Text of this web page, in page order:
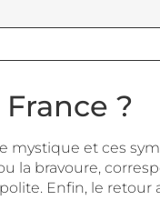
?
mystique et ces
la bravoure,
Enfin, le retour